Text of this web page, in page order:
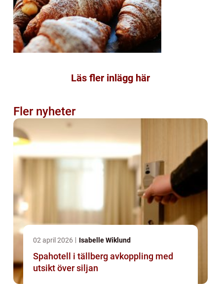
Läs fler inlägg här
Fler nyheter
02 april 2026 Isabelle Wiklund
Spahotell i tällberg avkoppling med
utsikt över siljan